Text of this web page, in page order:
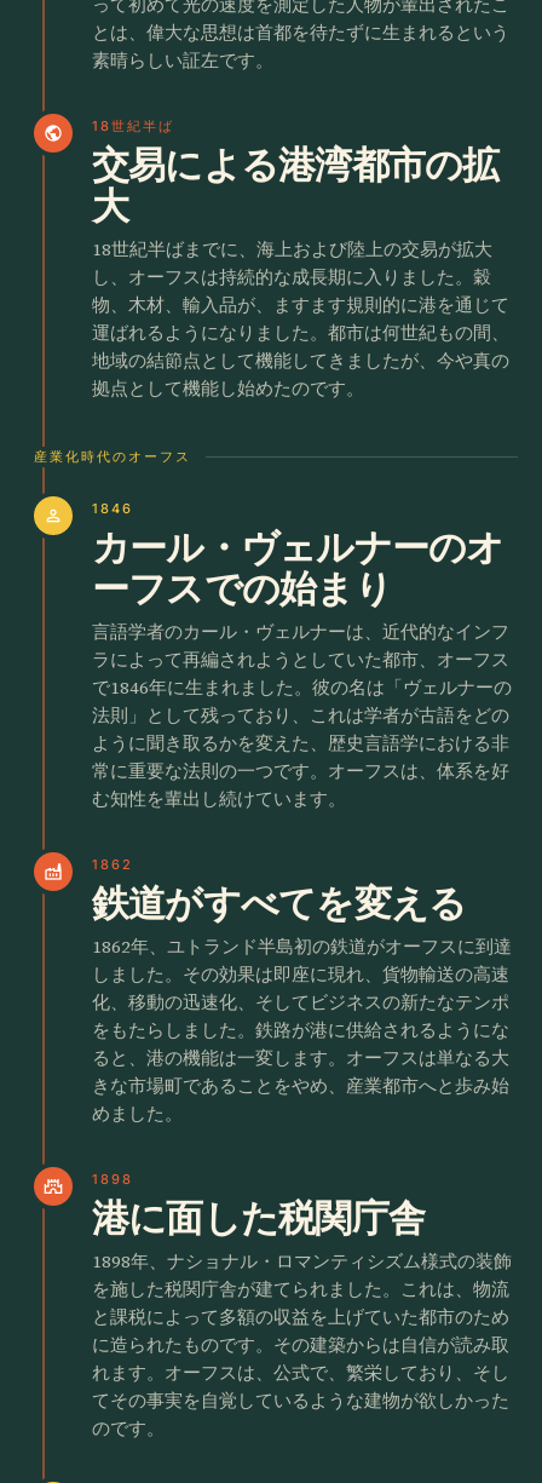
とは、偉大な思想は首都を待たずに生まれるという
素晴らしい証左です。
public 18世紀半ば
交易による港湾都市の拡
大
18世紀半ばまでに、海上および陸上の交易が拡大
し、オーフスは持続的な成長期に入りました。穀
物、木材、輸入品が、ますます規則的に港を通じて
運ばれるようになりました。都市は何世紀もの間、
地域の結節点として機能してきましたが、今や真の
拠点として機能し始めたのです。
産業化時代のオーフス
person 1846
カール・ヴェルナーのオ
ーフスでの始まり
言語学者のカール・ヴェルナーは、近代的なインフ
ラによって再編されようとしていた都市、オーフス
で1846年に生まれました。彼の名は「ヴェルナーの
法則」として残っており、これは学者が古語をどの
ように聞き取るかを変えた、歴史言語学における非
常に重要な法則の一つです。オーフスは、体系を好
む知性を輩出し続けています。
factory 1862
鉄道がすべてを変える
1862年、ユトランド半島初の鉄道がオーフスに到達
しました。その効果は即座に現れ、貨物輸送の高速
化、移動の迅速化、そしてビジネスの新たなテンポ
をもたらしました。鉄路が港に供給されるようにな
ると、港の機能は一変します。オーフスは単なる大
きな市場町であることをやめ、産業都市へと歩み始
めました。
castle 1898
港に面した税関庁舎
1898年、ナショナル・ロマンティシズム様式の装飾
を施した税関庁舎が建てられました。これは、物流
と課税によって多額の収益を上げていた都市のため
に造られたものです。その建築からは自信が読み取
れます。オーフスは、公式で、繁栄しており、そし
てその事実を自覚しているような建物が欲しかった
のです。